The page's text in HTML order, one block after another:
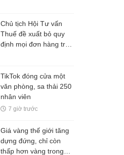
Chủ tịch Hội Tư vấn
Thuế đề xuất bỏ quy
định mọi đơn hàng trên
TikTok đóng cửa một
văn phòng, sa thải 250
nhân viên
7 giờ trước
Giá vàng thế giới tăng
dựng đứng, chỉ còn
thấp hơn vàng trong